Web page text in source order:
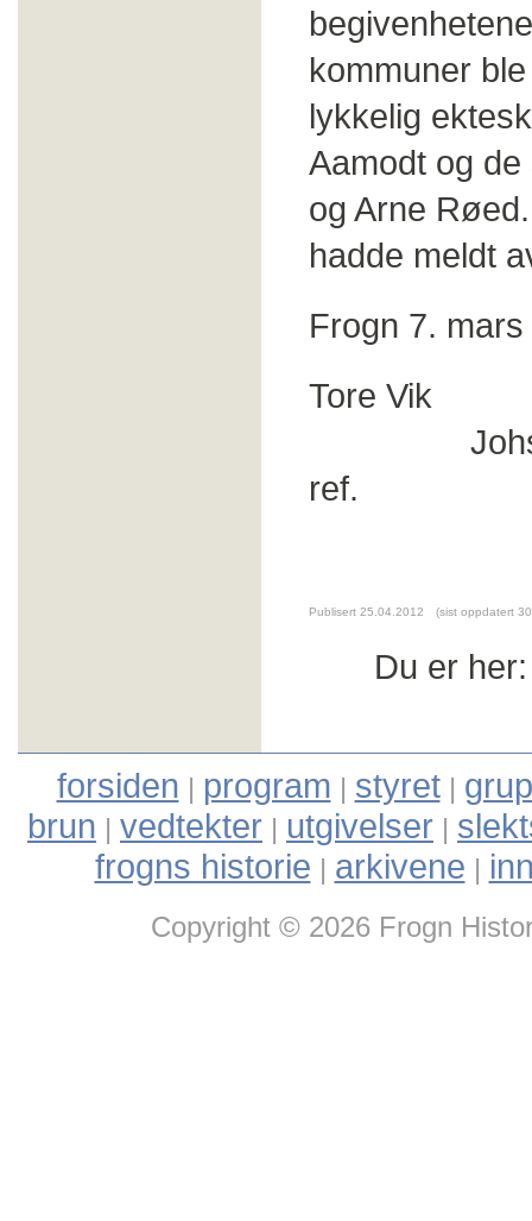
kommuner
lykkelig
Aamodt og
og Arne
hadde meldt
Frogn 7.
Tore
Johs.
ref.
Publisert 25.04.2012 (sist oppdatert
Du er
forsiden | program | styret|
brun | vedtekter | utgivelser |
frogns historie | arkivene |
Copyright © 2026 Frogn